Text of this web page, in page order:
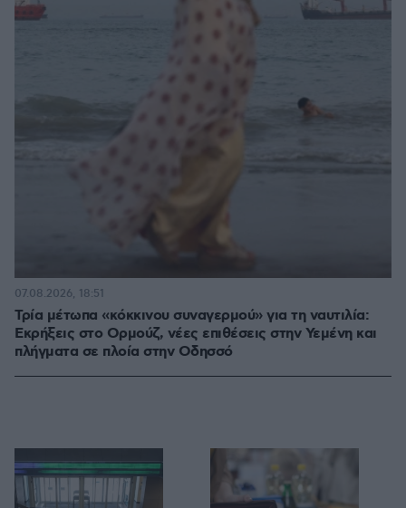
Τρία μέτωπα «κόκκινου συναγερμού» για τη ναυτιλία:
Εκρήξεις στο Ορμούζ, νέες επιθέσεις στην Υεμένη και
πλήγματα σε πλοία στην Οδησσό
07.08.2026, 18:51